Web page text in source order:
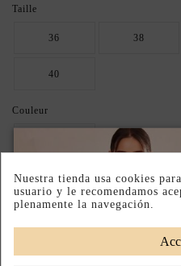
Taille
36 38
40
Couleur
ASSUREZ VOTRE TAILLE
Nuestra tienda usa cookies
usuario y le recomendamos
plenamente la navegación.